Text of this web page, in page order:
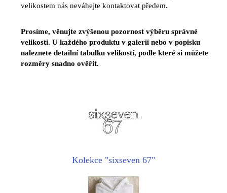
velikostem nás neváhejte kontaktovat předem.
Prosíme, věnujte zvýšenou pozornost výběru správné
velikosti. U každého produktu v galerii nebo v popisku
naleznete detailní tabulku velikostí, podle které si můžete
rozměry snadno ověřit.
Kolekce "sixseven 67"